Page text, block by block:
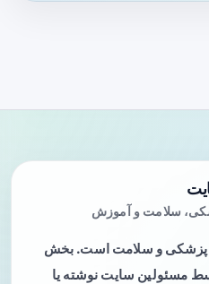
سلامت و آموزش
پزشکی و سلامت است. بخش
مسئولین سایت نوشته یا